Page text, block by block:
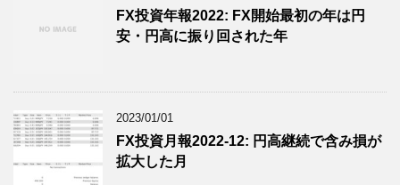
FX投資年報2022: FX開始最初の年は円
安・円高に振り回された年
2023/01/01
FX投資月報2022-12: 円高継続で含み損が
拡大した月